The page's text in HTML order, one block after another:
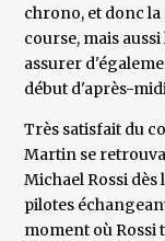
chrono, et donc
course, mais
assurer
début d'après-
Très satisfait du
Martin se
Michael Rossi
pilotes
moment où Rossi